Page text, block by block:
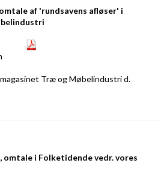
af 'rundsavens afløser' i
Træ og Møbelindustri d.
omtale i Folketidende vedr. vores